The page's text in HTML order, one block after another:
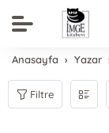
Anasayfa Yazar
Filtre